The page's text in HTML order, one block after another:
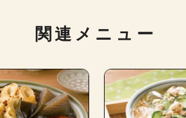
関連メニュー